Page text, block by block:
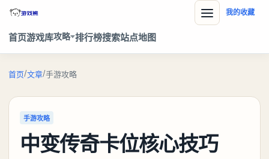
首页游戏库攻略 排行榜搜索站点地图
我的收藏
首页/文章/手游攻略
手游攻略
中变传奇卡位核心技巧